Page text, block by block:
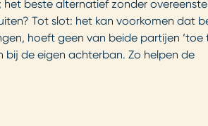
beste alternatief zonder
Tot slot: het kan voorkomen dat
hoeft geen van beide partijen ‘toe
de eigen achterban. Zo helpen de